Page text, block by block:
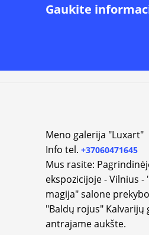
Gaukite
Meno galerija "Luxart"
Info tel. +37060471645
Mus rasite:
ekspozicijoje - Vilnius -
magija" salone
"Baldų rojus" Kalvarijų
antrajame aukšte.